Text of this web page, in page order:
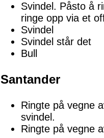
Svindel. Påsto å
ringe opp via et
Svindel
Svindel står det
Bull
Santander
Ringte på vegne
svindel.
Ringte på vegne